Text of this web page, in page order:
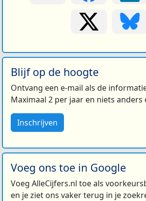
Blijf op de hoogte
Ontvang een e-mail als de
Maximaal 2 per jaar en niets anders
Inschrijven
Voeg ons toe in Google
Voeg AlleCijfers.nl toe als
en je ziet ons vaker terug in je